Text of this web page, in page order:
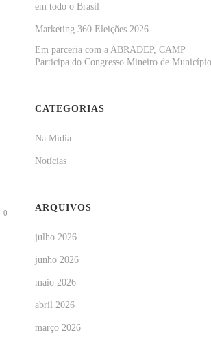
0
em todo o Brasil
Marketing 360 Eleições 2026
Em parceria com a ABRADEP, CAMP
Participa do Congresso Mineiro de
CATEGORIAS
Na Mídia
Notícias
ARQUIVOS
julho 2026
junho 2026
maio 2026
abril 2026
março 2026